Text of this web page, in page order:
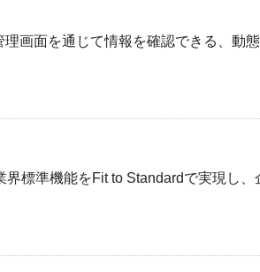
画面を通じて情報を確認できる、動
標準機能をFit to Standardで実現し、